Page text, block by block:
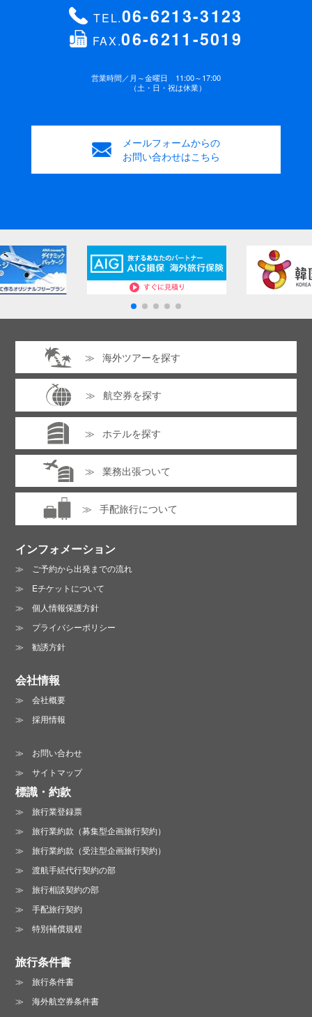
TEL.06-6213-3123
FAX.06-6211-5019
営業時間／月～金曜日 11:00～17:00
（土・日・祝は休業）
メールフォームからの
お問い合わせはこちら
海外ツアーを探す
航空券を探す
ホテルを探す
業務出張ついて
手配旅行について
インフォメーション
ご予約から出発までの流れ
Eチケットについて
個人情報保護方針
プライバシーポリシー
勧誘方針
会社情報
会社概要
採用情報
お問い合わせ
サイトマップ
標識・約款
旅行業登録票
旅行業約款（募集型企画旅行契約）
旅行業約款（受注型企画旅行契約）
渡航手続代行契約の部
旅行相談契約の部
手配旅行契約
特別補償規程
旅行条件書
旅行条件書
海外航空券条件書